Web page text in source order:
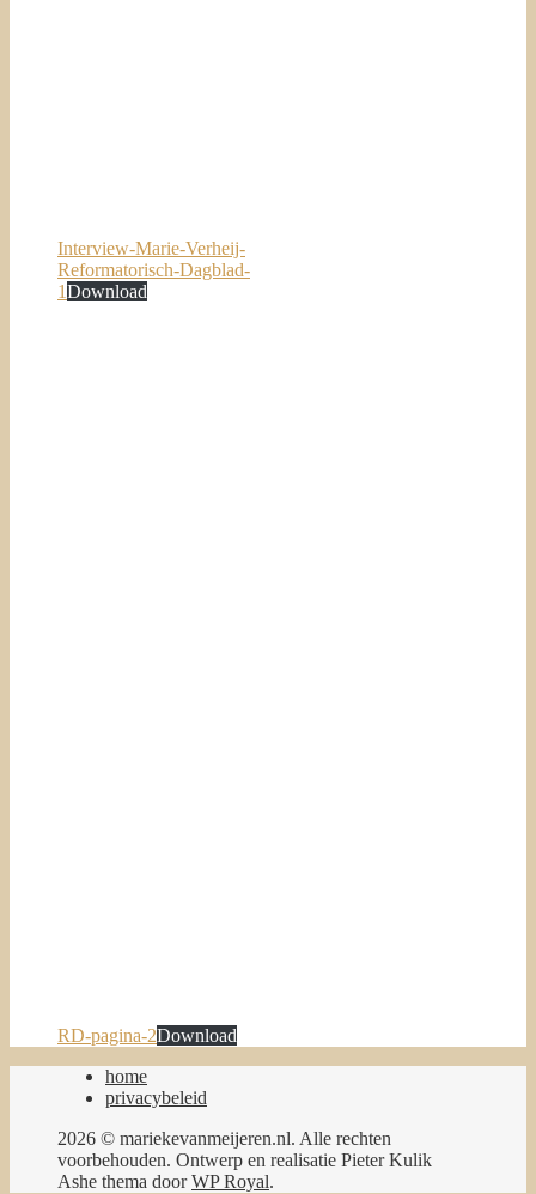
Interview-Marie-Verheij-
Reformatorisch-Dagblad-
1Download
RD-pagina-2Download
home
privacybeleid
2026 © mariekevanmeijeren.nl. Alle rechten
voorbehouden. Ontwerp en realisatie Pieter Kulik
Ashe thema doorWP Royal.